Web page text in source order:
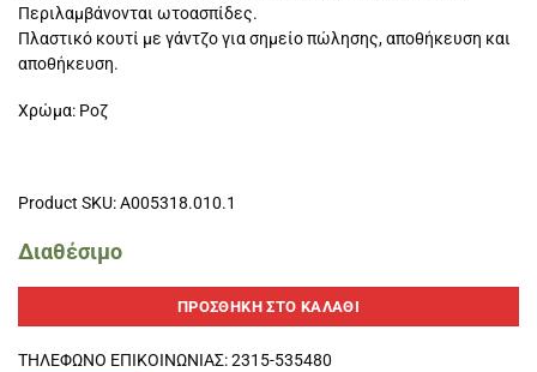
Περιλαμβάνονται ωτοασπίδες.
Πλαστικό κουτί με γάντζο για σημείο πώλησης, αποθήκευση και
αποθήκευση.
Χρώμα: Ροζ
Product SKU: A005318.010.1
Διαθέσιμο
ΠΡΟΣΘΉΚΗ ΣΤΟ ΚΑΛΆΘΙ
ΤΗΛΕΦΩΝΟ ΕΠΙΚΟΙΝΩΝΙΑΣ: 2315-535480